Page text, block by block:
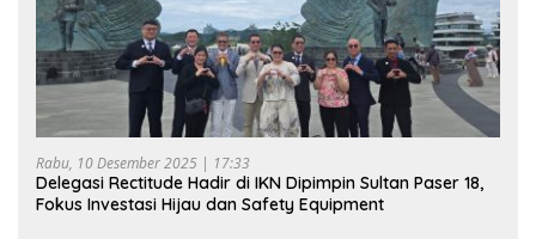
Rabu, 10 Desember 2025 | 17:33
Delegasi Rectitude Hadir di IKN Dipimpin Sultan Paser 18,
Fokus Investasi Hijau dan Safety Equipment